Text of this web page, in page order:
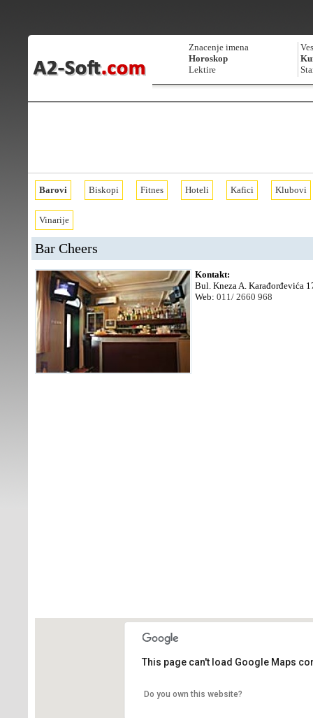
Znacenje imena
Horoskop
Lektire
Barovi Biskopi Fitnes Hoteli Kafici Klubovi
Vinarije
Bar Cheers
Kontakt:
Bul. Kneza A. Karađorđevića
Web: 011/ 2660 968
This page can't load Google Maps
Do you own this website?